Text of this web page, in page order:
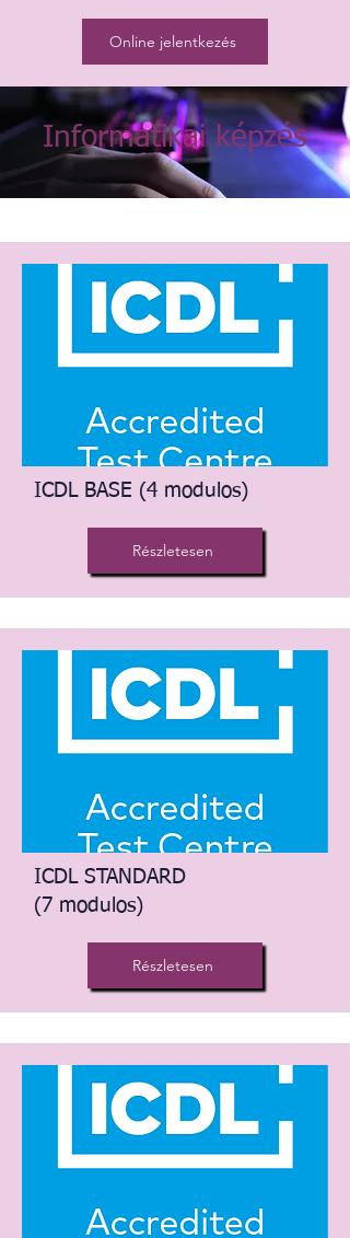
Online jelentkezés
Informatikai képzés
ICDL BASE (4 modulos)
Részletesen
ICDL STANDARD
(7 modulos)
Részletesen